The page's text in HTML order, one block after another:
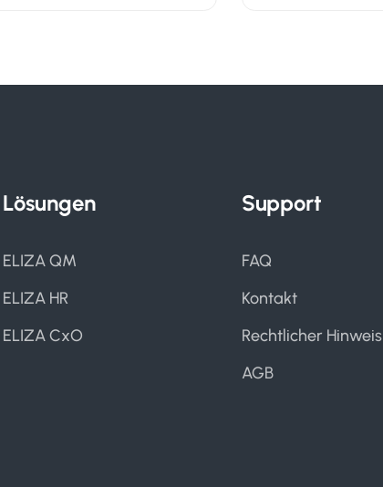
Lösungen
ELIZA QM
ELIZA HR
ELIZA CxO
Support
FAQ
Kontakt
Rechtlicher Hinweis
AGB